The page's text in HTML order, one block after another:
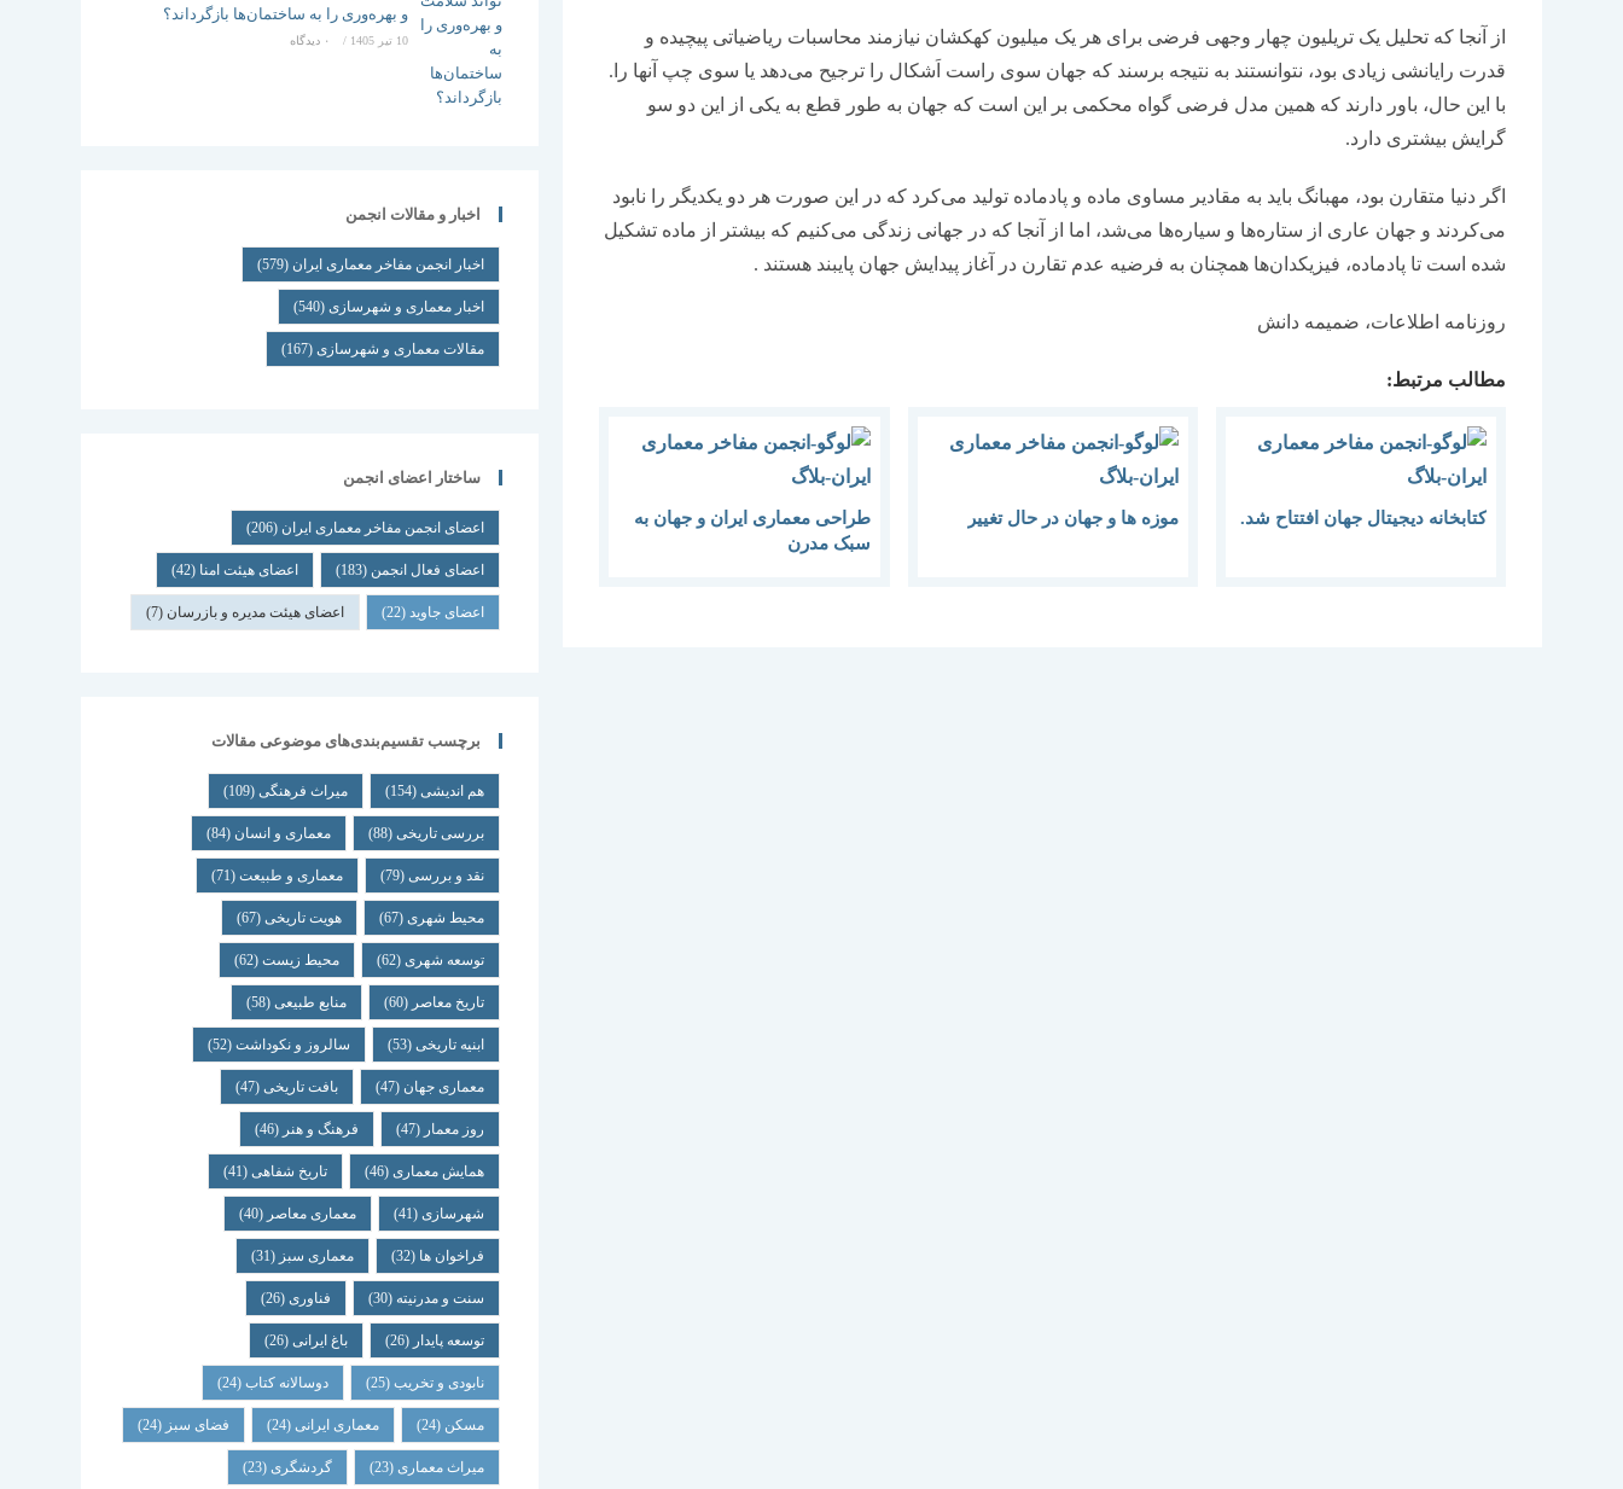
از آنجا که تحلیل یک تریلیون چهار وجهی فرضی برای هر یک میلیون کهکشان نیازمند محاسبات ریاضیاتی پیچیده و
قدرت رایانشی زیادی بود، نتوانستند به نتیجه برسند که جهان سوی راست اَشکال را ترجیح می‌دهد یا سوی چپ آنها را.
با این حال، باور دارند که همین مدل فرضی گواه محکمی بر این است که جهان به طور قطع به یکی از این دو سو
گرایش بیشتری دارد.
اگر دنیا متقارن بود، مهبانگ باید به مقادیر مساوی ماده و پادماده تولید می‌کرد که در این صورت هر دو یکدیگر را نابود
می‌کردند و جهان عاری از ستاره‌ها و سیاره‌ها می‌شد، اما از آنجا که در جهانی زندگی می‌کنیم که بیشتر از ماده تشکیل
شده است تا پادماده، فیزیکدان‌ها همچنان به فرضیه عدم تقارن در آغاز پیدایش جهان پایبند هستند .
روزنامه اطلاعات، ضمیمه دانش
مطالب مرتبط:
کتابخانه دیجیتال جهان افتتاح شد. موزه ها و جهان در حال تغییر
طراحی معماری ایران و جهان به
سبک مدرن
و بهره‌وری را به ساختمان‌ها بازگرداند؟
10 تیر 1405 / ۰ دیدگاه
اخبار و مقالات انجمن
اخبار انجمن مفاخر معماری ایران (579)
اخبار معماری و شهرسازی(540)
مقالات معماری و شهرسازی(167)
ساختار اعضای انجمن
اعضای انجمن مفاخر معماری ایران (206)
اعضای فعال انجمن (183) اعضای هیئت امنا (42)
اعضای جاوید(22) اعضای هیئت مدیره و بازرسان (7)
برچسب تقسیم‌بندی‌های موضوعی مقالات
هم اندیشی(154) میراث فرهنگی(109)
بررسی تاریخی(88) معماری و انسان (84)
نقد و بررسی(79) معماری و طبیعت(71)
محیط شهری(67) هویت تاریخی(67)
توسعه شهری(62) محیط زیست(62)
تاریخ معاصر (60) منابع طبیعی(58)
ابنیه تاریخی(53) سالروز و نکوداشت(52)
معماری جهان (47) بافت تاریخی(47)
روز معمار (47) فرهنگ و هنر (46)
همایش معماری(46) تاریخ شفاهی(41)
شهرسازی(41) معماری معاصر (40)
فراخوان ها (32) معماری سبز (31)
سنت و مدرنیته (30) فناوری(26)
توسعه پایدار (26) باغ ایرانی(26)
نابودی و تخریب(25) دوسالانه کتاب(24)
مسکن (24) معماری ایرانی(24) فضای سبز (24)
میراث معماری(23) گردشگری(23)